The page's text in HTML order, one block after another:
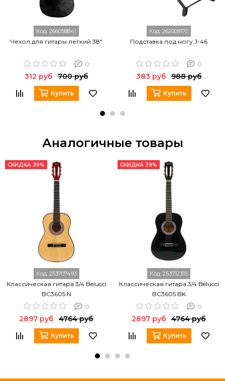
Код: 266058841
Чехол для гитары легкий 38"
0
312 руб 700 руб
Купить
Код: 262009170
Подставка под ногу J-46
0
383 руб 988 руб
Купить
Аналогичные товары
СКИДКА 39%
Код: 253707493
Классическая гитара 3/4 Belucci
BC3605 N
0
2897 руб 4764 руб
Купить
СКИДКА 39%
Код: 253712315
Классическая гитара 3/4 Belucci
BC3605 BK
0
2897 руб 4764 руб
Купить